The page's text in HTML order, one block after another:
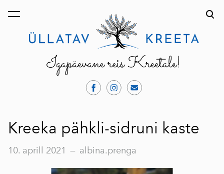
lisati ostukorvi. Vaata ostukorvi
Kreeka pähkli-sidruni kaste
10. aprill 2021 — albina.prenga